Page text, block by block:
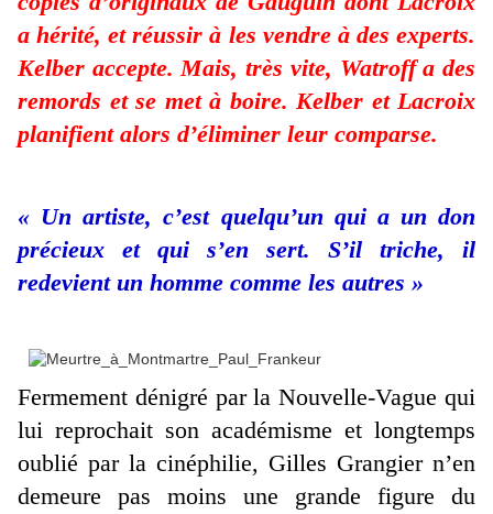
a hérité, et réussir à les vendre à des experts.
Kelber accepte. Mais, très vite, Watroff a des
remords et se met à boire. Kelber et Lacroix
planifient alors d’éliminer leur comparse.
« Un artiste, c’est quelqu’un qui a un don
précieux et qui s’en sert. S’il triche, il
redevient un homme comme les autres »
Fermement dénigré par la Nouvelle-Vague qui
lui reprochait son académisme et longtemps
oublié par la cinéphilie, Gilles Grangier n’en
demeure pas moins une grande figure du